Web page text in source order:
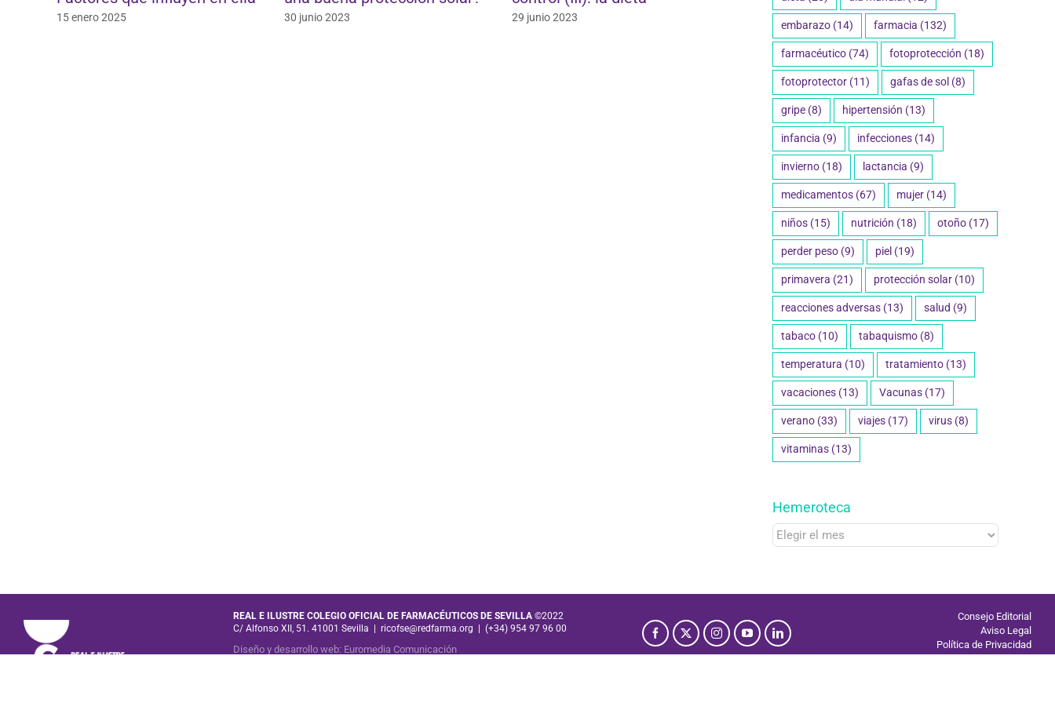
saber para cuidar tu salud
educación y prevención
27 enero 2025
embarazo (14) farmacia (132)
farmacéutico (74) fotoprotección (18)
fotoprotector (11) gafas de sol (8)
gripe (8) hipertensión (13)
infancia (9) infecciones (14)
invierno (18) lactancia (9)
medicamentos (67) mujer (14)
niños (15) nutrición (18) otoño (17)
perder peso (9) piel (19)
primavera (21) protección solar (10)
reacciones adversas (13) salud (9)
tabaco (10) tabaquismo (8)
temperatura (10) tratamiento (13)
vacaciones (13) Vacunas (17)
verano (33) viajes (17) virus (8)
vitaminas (13)
Hemeroteca
Hemeroteca
REAL E ILUSTRE COLEGIO OFICIAL DE FARMACÉUTICOS DE SEVILLA ©2022
C/ Alfonso XII, 51. 41001 Sevilla |ricofse@redfarma.org |(+34) 954 97 96 00
Diseño y desarrollo web: Euromedia Comunicación
Consejo Editorial
Aviso Legal
Política de Privacidad